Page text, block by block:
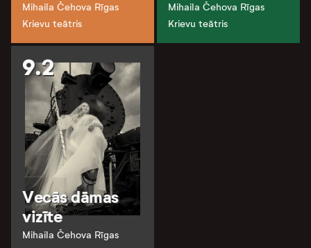
Mihaila Čehova Rīgas
Krievu teātris
Mihaila Čehova Rīgas
Krievu teātris
9.2
Vecās dāmas
vizīte
Mihaila Čehova Rīgas